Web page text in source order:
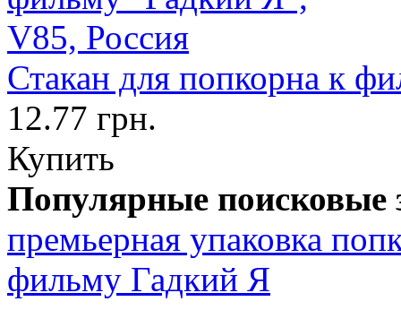
Стакан для попкорна к
12.77 грн.
Купить
Популярные поисковые
премьерная упаковка
фильму Гадкий Я